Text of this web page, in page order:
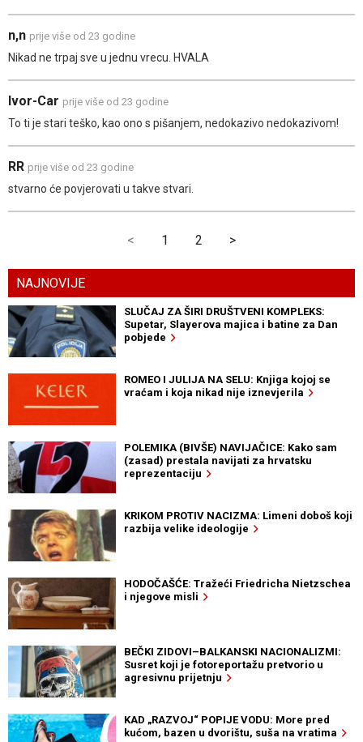
n,n prije više od 23 godine
Nikad ne trpaj sve u jednu vrecu. HVALA
Ivor-Car prije više od 23 godine
To ti je stari teško, kao ono s pišanjem, nedokazivo nedokazivom!
RR prije više od 23 godine
stvarno će povjerovati u takve stvari.
< 1 2 >
NAJNOVIJE
SLUČAJ ZA ŠIRI DRUŠTVENI KOMPLEKS:
Supetar, Slayerova majica i batine za Dan
pobjede
ROMEO I JULIJA NA SELU: Knjiga kojoj se
vraćam i koja nikad nije iznevjerila
POLEMIKA (BIVŠE) NAVIJAČICE: Kako sam
(zasad) prestala navijati za hrvatsku
reprezentaciju
KRIKOM PROTIV NACIZMA: Limeni doboš koji
razbija velike ideologije
HODOČAŠĆE: Tražeći Friedricha Nietzschea
i njegove misli
BEČKI ZIDOVI–BALKANSKI NACIONALIZMI:
Susret koji je fotoreportažu pretvorio u
agresivnu prijetnju
KAD „RAZVOJ“ POPIJE VODU: More pred
kućom, bazen u dvorištu, suša na vratima